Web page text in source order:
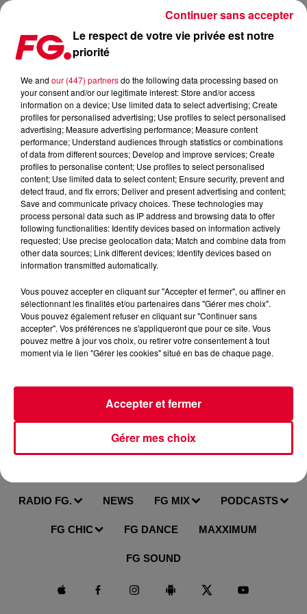
KC LIGHTS | FG CLOUD PARTY | LIVE DJ MIX | RADIO FG
Cet élément est masqué compte-tenu du refus du
dépôt de cookies que vous avez exprimé. Si vous
souhaitez l'afficher, merci de nous donner votre accord
en cliquant sur le bouton ci-dessous.
Afficher l'élément
�x}� Soutenir la collecte de fonds 'FG for DJs' :
�� Abonnez-vous pour plus de musique:
http://bit.ly/2AnxnWV
�� Écoutez nos radios: https://bit.ly/2JmAB1J
Rejoignez FG sur les réseaux sociaux :
→ Site Web : http://www.radiofg.com
→ Facebook : http://www.facebook.com/radiofg
RADIO FG. NEWS FG MIX PODCASTS
FG CHIC FG DANCE MAXXIMUM
FG SOUND
Le respect de votre vie privée est notre
priorité
We and our (447) partnersdo the following data processing based on
your consent and/or our legitimate interest: Store and/or access
information on a device; Use limited data to select advertising; Create
profiles for personalised advertising; Use profiles to select personalised
advertising; Measure advertising performance; Measure content
performance; Understand audiences through statistics or combinations
of data from different sources; Develop and improve services; Create
profiles to personalise content; Use profiles to select personalised
content; Use limited data to select content; Ensure security, prevent and
detect fraud, and fix errors; Deliver and present advertising and content;
Save and communicate privacy choices. These technologies may
process personal data such as IP address and browsing data to offer
following functionalities: Identify devices based on information actively
requested; Use precise geolocation data; Match and combine data from
other data sources; Link different devices; Identify devices based on
information transmitted automatically.
Vous pouvez accepter en cliquant sur "Accepter et fermer", ou affiner en
sélectionnant les finalités et/ou partenaires dans "Gérer mes choix".
Vous pouvez également refuser en cliquant sur "Continuer sans
accepter". Vos préférences ne s'appliqueront que pour ce site. Vous
pouvez mettre à jour vos choix, ou retirer votre consentement à tout
moment via le lien "Gérer les cookies" situé en bas de chaque page.
Gérer mes choix
Accepter et fermer
Continuer sans accepter